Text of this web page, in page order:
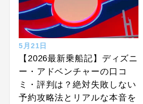
5月21日
【2026最新乗船記】ディズニ
ー・アドベンチャーの口コ
ミ・評判は？絶対失敗しない
予約攻略法とリアルな本音を